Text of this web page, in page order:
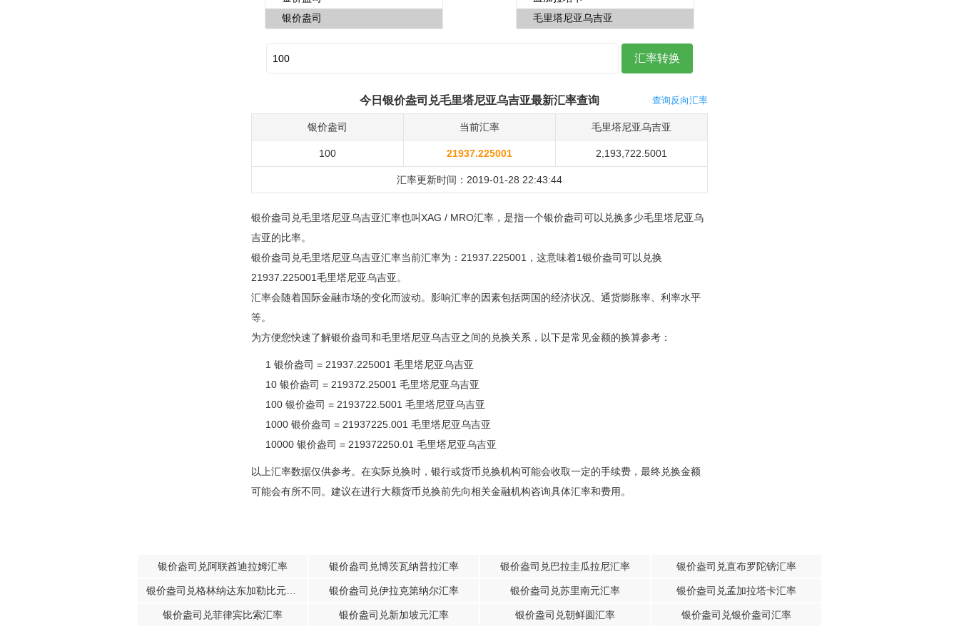
查询反向汇率
今日银价盎司兑毛里塔尼亚乌吉亚最新汇率查询
银价盎司 当前汇率 毛里塔尼亚乌吉亚
100 21937.225001 2,193,722.5001
汇率更新时间：2019-01-28 22:43:44
银价盎司兑毛里塔尼亚乌吉亚汇率也叫XAG / MRO汇率，是指一个银价盎司可以兑换多少毛里塔尼亚乌
吉亚的比率。
银价盎司兑毛里塔尼亚乌吉亚汇率当前汇率为：21937.225001，这意味着1银价盎司可以兑换
21937.225001毛里塔尼亚乌吉亚。
汇率会随着国际金融市场的变化而波动。影响汇率的因素包括两国的经济状况、通货膨胀率、利率水平
等。
为方便您快速了解银价盎司和毛里塔尼亚乌吉亚之间的兑换关系，以下是常见金额的换算参考：
1 银价盎司 = 21937.225001 毛里塔尼亚乌吉亚
10 银价盎司 = 219372.25001 毛里塔尼亚乌吉亚
100 银价盎司 = 2193722.5001 毛里塔尼亚乌吉亚
1000 银价盎司 = 21937225.001 毛里塔尼亚乌吉亚
10000 银价盎司 = 219372250.01 毛里塔尼亚乌吉亚
以上汇率数据仅供参考。在实际兑换时，银行或货币兑换机构可能会收取一定的手续费，最终兑换金额
可能会有所不同。建议在进行大额货币兑换前先向相关金融机构咨询具体汇率和费用。
银价盎司兑阿联酋迪拉姆汇率 银价盎司兑博茨瓦纳普拉汇率 银价盎司兑巴拉圭瓜拉尼汇率 银价盎司兑直布罗陀镑汇率
银价盎司兑伊拉克第纳尔汇率 银价盎司兑苏里南元汇率 银价盎司兑孟加拉塔卡汇率
银价盎司兑菲律宾比索汇率 银价盎司兑新加坡元汇率 银价盎司兑朝鲜圆汇率 银价盎司兑银价盎司汇率